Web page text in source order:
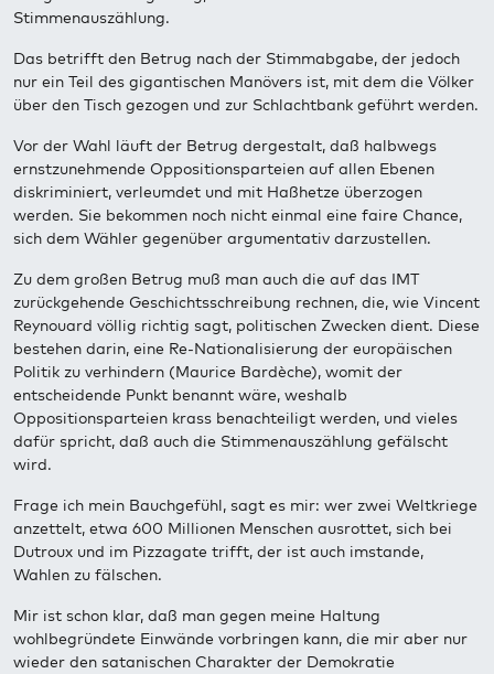
Stimmenauszählung.
Das betrifft den Betrug nach der Stimmabgabe, der jedoch
nur ein Teil des gigantischen Manövers ist, mit dem die Völker
über den Tisch gezogen und zur Schlachtbank geführt werden.
Vor der Wahl läuft der Betrug dergestalt, daß halbwegs
ernstzunehmende Oppositionsparteien auf allen Ebenen
diskriminiert, verleumdet und mit Haßhetze überzogen
werden. Sie bekommen noch nicht einmal eine faire Chance,
sich dem Wähler gegenüber argumentativ darzustellen.
Zu dem großen Betrug muß man auch die auf das IMT
zurückgehende Geschichtsschreibung rechnen, die, wie Vincent
Reynouard völlig richtig sagt, politischen Zwecken dient. Diese
bestehen darin, eine Re-Nationalisierung der europäischen
Politik zu verhindern (Maurice Bardèche), womit der
entscheidende Punkt benannt wäre, weshalb
Oppositionsparteien krass benachteiligt werden, und vieles
dafür spricht, daß auch die Stimmenauszählung gefälscht
wird.
Frage ich mein Bauchgefühl, sagt es mir: wer zwei Weltkriege
anzettelt, etwa 600 Millionen Menschen ausrottet, sich bei
Dutroux und im Pizzagate trifft, der ist auch imstande,
Wahlen zu fälschen.
Mir ist schon klar, daß man gegen meine Haltung
wohlbegründete Einwände vorbringen kann, die mir aber nur
wieder den satanischen Charakter der Demokratie